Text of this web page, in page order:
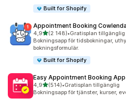
Built for Shopify
Appointment Booking
4,9av 5 stjärnor
(2 148)
2148 recensioner totalt
•Gratisplan tillgänglig
Bokningsapp för tidsbokningar,
bokningsformulär.
Built for Shopify
Easy Appointment Booking App
4,9av 5 stjärnor
(514)
514 recensioner totalt
•Gratisplan tillgänglig
Bokningsapp för tjänster, kurser,